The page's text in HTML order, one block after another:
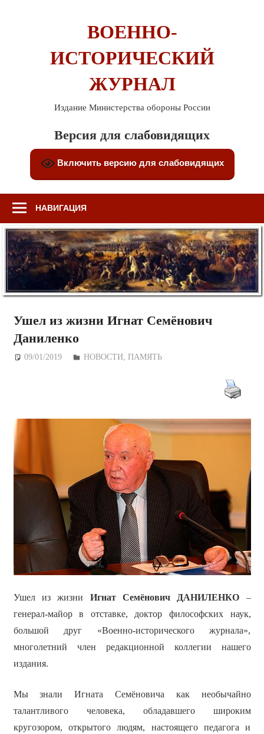
ВОЕННО-
ИСТОРИЧЕСКИЙ
ЖУРНАЛ
Издание Министерства обороны России
Версия для слабовидящих
Включить версию для слабовидящих
НАВИГАЦИЯ
Ушел из жизни Игнат Семёнович
Даниленко
09/01/2019 Дежурный по Редакции
НОВОСТИ,ПАМЯТЬ
Ушел из жизни Игнат Семёнович ДАНИЛЕНКО –
генерал-майор в отставке, доктор философских наук,
большой друг «Военно-исторического журнала»,
многолетний член редакционной коллегии нашего
издания.
Мы знали Игната Семёновича как необычайно
талантливого человека, обладавшего широким
кругозором, открытого людям, настоящего педагога и